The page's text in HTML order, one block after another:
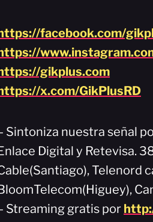
facebook.com/
gikplus.com
x.com/GikPlusRD
Sintoniza nuestra señal
Digital y Retevisa.
Telenord
Streaming gratis por